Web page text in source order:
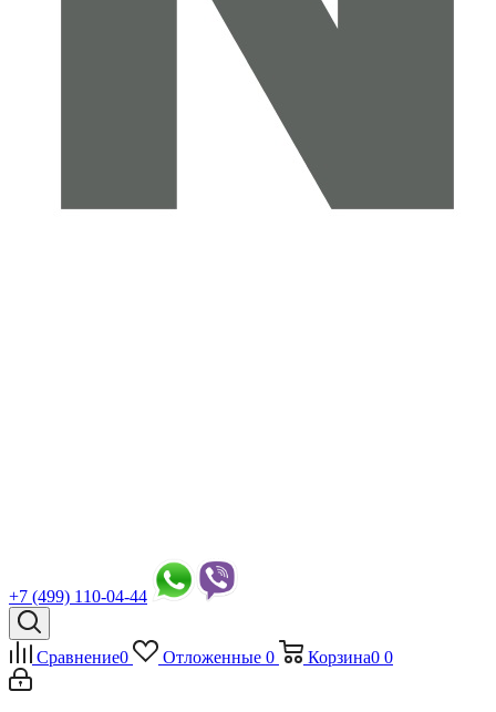
+7 (499) 110-04-44
Сравнение0 Отложенные 0 Корзина0 0